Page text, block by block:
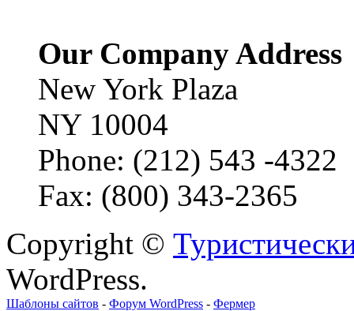
Our Company Address
New York Plaza
NY 10004
Phone: (212) 543 -4322
Fax: (800) 343-2365
Copyright ©
WordPress.
Шаблоны сайтов - Форум WordPress - Фермер